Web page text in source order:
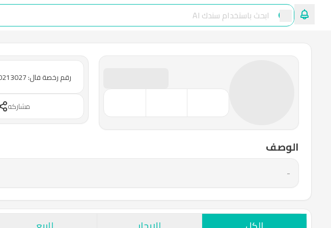
رقم رخصة فال: 1100213027
مشاركه
الوصف
-